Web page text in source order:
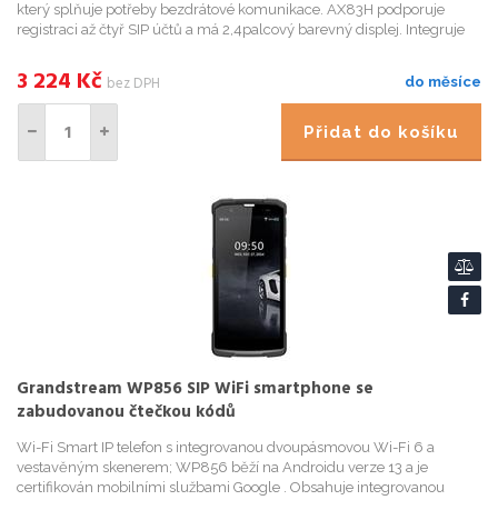
který splňuje potřeby bezdrátové komunikace. AX83H podporuje
registraci až čtyř SIP účtů a má 2,4palcový barevný displej. Integruje
do měsíce
3 224 Kč bez DPH
Přidat do košíku
Grandstream WP856 SIP WiFi smartphone se
zabudovanou čtečkou kódů
Wi-Fi Smart IP telefon s integrovanou dvoupásmovou Wi-Fi 6 a
vestavěným skenerem; WP856 běží na Androidu verze 13 a je
certifikován mobilními službami Google . Obsahuje integrovanou